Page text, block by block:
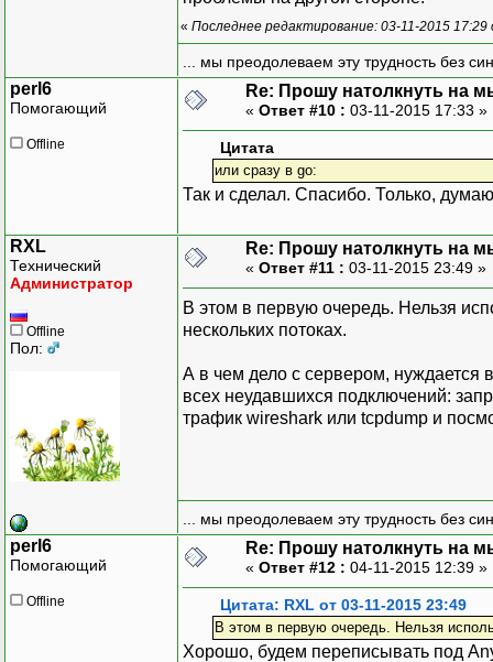
« Последнее редактирование: 03-11-2015 17:29
... мы преодолеваем эту трудность без
perl6
Помогающий
Offline
Re: Прошу натолкнуть на
« Ответ #10 : 03-11-2015 17:33 »
Цитата
или сразу в go:
Так и сделал. Спасибо. Только,
RXL
Технический
Администратор
Offline
Пол:
Re: Прошу натолкнуть на
« Ответ #11 : 03-11-2015 23:49 »
В этом в первую очередь. Нельзя
нескольких потоках.
А в чем дело с сервером, нуждается
всех неудавшихся подключений:
трафик wireshark или tcpdump и
... мы преодолеваем эту трудность без
perl6
Помогающий
Offline
Re: Прошу натолкнуть на
« Ответ #12 : 04-11-2015 12:39 »
Цитата: RXL от 03-11-2015 23:49
В этом в первую очередь. Нельзя
Хорошо, будем переписывать под